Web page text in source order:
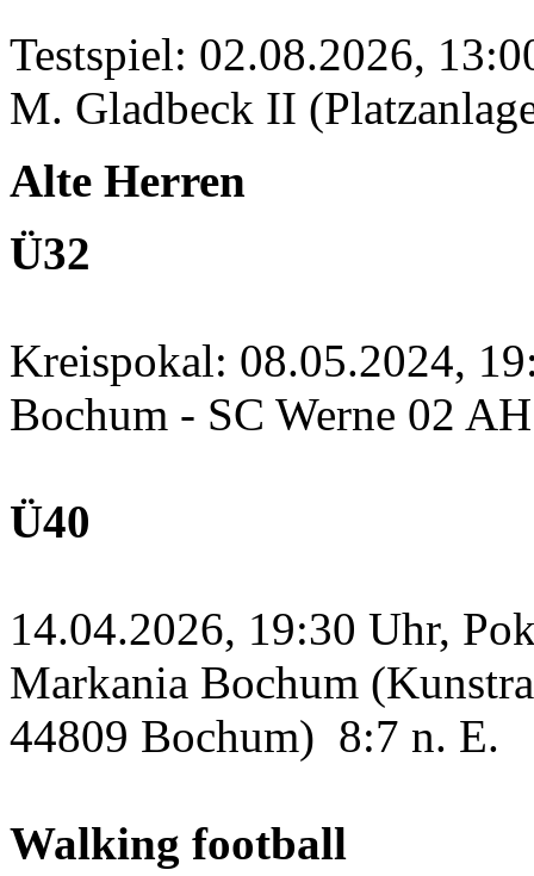
Testspiel: 02.08.2026,
M. Gladbeck II
Alte Herren
Ü32
Kreispokal: 08.05.2024,
Bochum - SC Werne 02
Ü40
14.04.2026, 19:30 Uhr,
Markania Bochum
44809 Bochum) 8:7 n. E.
Walking football